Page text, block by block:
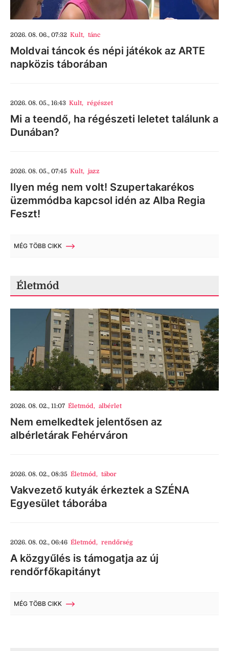
2026. 08. 06., 07:32 Kult, tánc
Moldvai táncok és népi játékok az ARTE
napközis táborában
2026. 08. 05., 16:43 Kult, régészet
Mi a teendő, ha régészeti leletet találunk a
Dunában?
2026. 08. 05., 07:45 Kult, jazz
Ilyen még nem volt! Szupertakarékos
üzemmódba kapcsol idén az Alba Regia
Feszt!
MÉG TÖBB CIKK
Életmód
2026. 08. 02., 11:07 Életmód, albérlet
Nem emelkedtek jelentősen az
albérletárak Fehérváron
2026. 08. 02., 08:35 Életmód, tábor
Vakvezető kutyák érkeztek a SZÉNA
Egyesület táborába
2026. 08. 02., 06:46 Életmód, rendőrség
A közgyűlés is támogatja az új
rendőrfőkapitányt
MÉG TÖBB CIKK